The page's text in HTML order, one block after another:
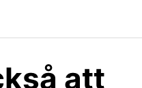
att